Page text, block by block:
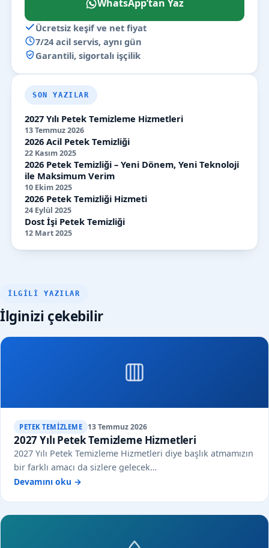
WhatsApp’tan Yaz
Ücretsiz keşif ve net fiyat
7/24 acil servis, aynı gün
Garantili, sigortalı işçilik
SON YAZILAR
2027 Yılı Petek Temizleme Hizmetleri
13 Temmuz 2026
2026 Acil Petek Temizliği
22 Kasım 2025
2026 Petek Temizliği – Yeni Dönem, Yeni Teknoloji
ile Maksimum Verim
10 Ekim 2025
2026 Petek Temizliği Hizmeti
24 Eylül 2025
Dost İşi Petek Temizliği
12 Mart 2025
İLGILI YAZILAR
İlginizi çekebilir
PETEK TEMIZLEME 13 Temmuz 2026
2027 Yılı Petek Temizleme Hizmetleri
2027 Yılı Petek Temizleme Hizmetleri diye başlık atmamızın
bir farklı amacı da sizlere gelecek…
Devamını oku →